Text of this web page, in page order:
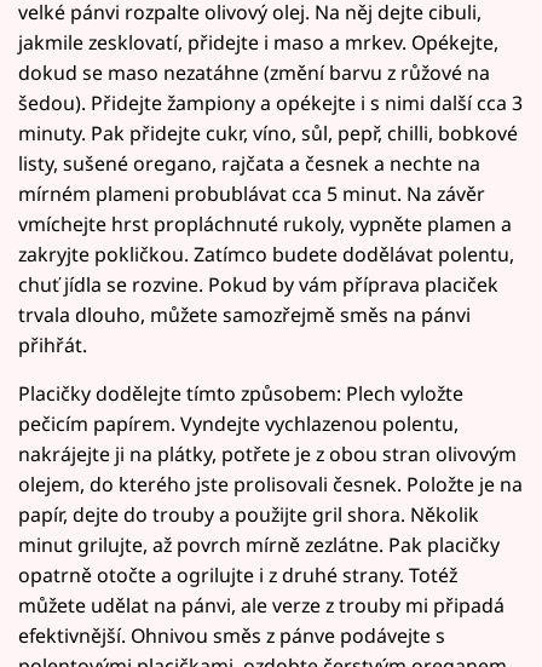
velké pánvi rozpalte olivový olej. Na něj dejte cibuli,
jakmile zesklovatí, přidejte i maso a mrkev. Opékejte,
dokud se maso nezatáhne (změní barvu z růžové na
šedou). Přidejte žampiony a opékejte i s nimi další cca 3
minuty. Pak přidejte cukr, víno, sůl, pepř, chilli, bobkové
listy, sušené oregano, rajčata a česnek a nechte na
mírném plameni probublávat cca 5 minut. Na závěr
vmíchejte hrst propláchnuté rukoly, vypněte plamen a
zakryjte pokličkou. Zatímco budete dodělávat polentu,
chuť jídla se rozvine. Pokud by vám příprava placiček
trvala dlouho, můžete samozřejmě směs na pánvi
přihřát.
Placičky dodělejte tímto způsobem: Plech vyložte
pečicím papírem. Vyndejte vychlazenou polentu,
nakrájejte ji na plátky, potřete je z obou stran olivovým
olejem, do kterého jste prolisovali česnek. Položte je na
papír, dejte do trouby a použijte gril shora. Několik
minut grilujte, až povrch mírně zezlátne. Pak placičky
opatrně otočte a ogrilujte i z druhé strany. Totéž
můžete udělat na pánvi, ale verze z trouby mi připadá
efektivnější. Ohnivou směs z pánve podávejte s